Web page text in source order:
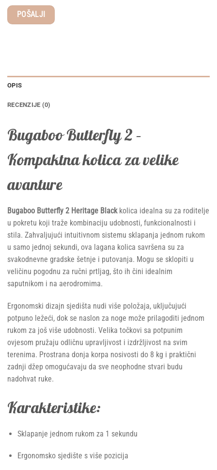
OPIS
RECENZIJE (0)
Bugaboo Butterfly 2 –
Kompaktna kolica za velike
avanture
Bugaboo Butterfly 2 Heritage Blackkolica idealna su za roditelje
u pokretu koji traže kombinaciju udobnosti, funkcionalnosti i
stila. Zahvaljujući intuitivnom sistemu sklapanja jednom rukom
u samo jednoj sekundi, ova lagana kolica savršena su za
svakodnevne gradske šetnje i putovanja. Mogu se sklopiti u
veličinu pogodnu za ručni prtljag, što ih čini idealnim
saputnikom i na aerodromima.
Ergonomski dizajn sjedišta nudi više položaja, uključujući
potpuno ležeći, dok se naslon za noge može prilagoditi jednom
rukom za još više udobnosti. Velika točkovi sa potpunim
ovjesom pružaju odličnu upravljivost i izdržljivost na svim
terenima. Prostrana donja korpa nosivosti do 8 kg i praktični
zadnji džep omogućavaju da sve neophodne stvari budu
nadohvat ruke.
Karakteristike:
Sklapanje jednom rukom za 1 sekundu
Ergonomsko sjedište s više pozicija